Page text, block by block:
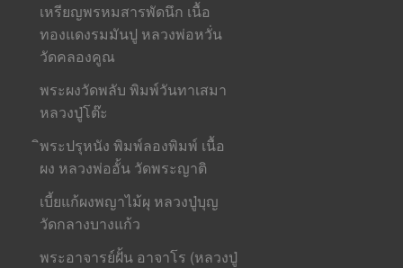
เหรียญพรหมสารพัดนึก เนื้อ
ทองแดงรมมันปู หลวงพ่อหวั่น
วัดคลองคูณ
พระผงวัดพลับ พิมพ์วันทาเสมา
หลวงปู่โต๊ะ
ิพระปรุหนัง พิมพ์ลองพิมพ์ เนื้อ
ผง หลวงพ่ออั้น วัดพระญาติ
เบี้ยแก้ผงพญาไม้ผุ หลวงปู่บุญ
วัดกลางบางแก้ว
พระอาจารย์ฝั้น อาจาโร (หลวงปู่